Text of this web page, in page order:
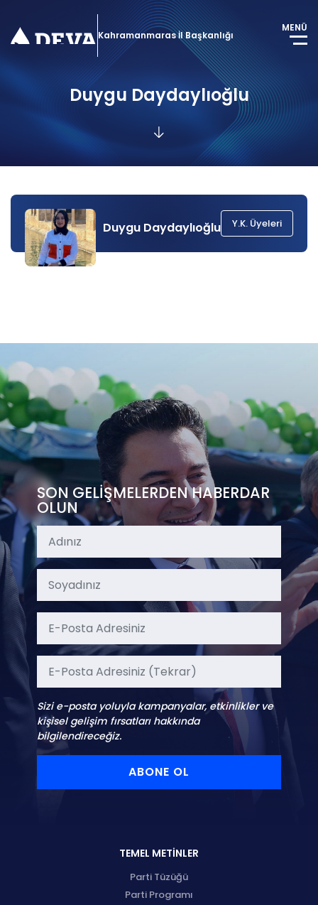
Kahramanmaras İl Başkanlığı
MENÜ
Duygu Daydaylıoğlu
Duygu Daydaylıoğlu Y.K. Üyeleri
SON GELİŞMELERDEN HABERDAR
OLUN
Sizi e-posta yoluyla kampanyalar, etkinlikler ve
kişisel gelişim fırsatları hakkında
bilgilendireceğiz.
ABONE OL
TEMEL METİNLER
Parti Tüzüğü
Parti Programı